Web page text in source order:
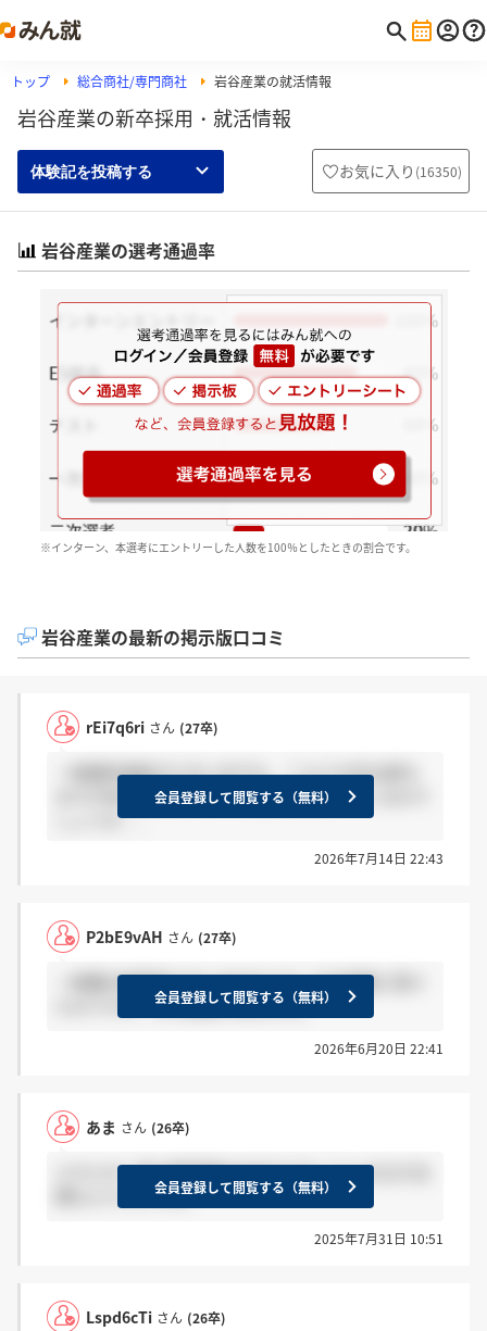
トップ 総合商社/専門商社 岩谷産業の就活情報
岩谷産業の新卒採用・就活情報
体験記を投稿する お気に入り (16350)
岩谷産業の選考通過率
※インターン、本選考にエントリーした人数を100％としたときの割合です。
岩谷産業の最新の掲示版口コミ
rEi7q6ri さん (27卒)
一般最終連絡きた方いますか、？ もう10日は経ち
ますが音沙汰なしです、。補欠に回されているので
しょうか、、
会員登録して閲覧する（無料）
2026年7月14日 22:43
P2bE9vAH さん (27卒)
一般職の結果来た方いますか？(T . T)今週頭に受け
たのですが、まだ結果が来ません。
会員登録して閲覧する（無料）
2026年6月20日 22:41
あま さん (26卒)
エネルギー系の専門商社の中でどれくらいの立ち位
置なんでしょうか。会員登録して閲覧する（無料）
2025年7月31日 10:51
Lspd6cTi さん (26卒)